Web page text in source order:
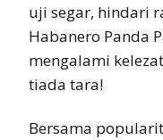
uji segar, hindari
Habanero Panda
mengalami
tiada tara!
Bersama